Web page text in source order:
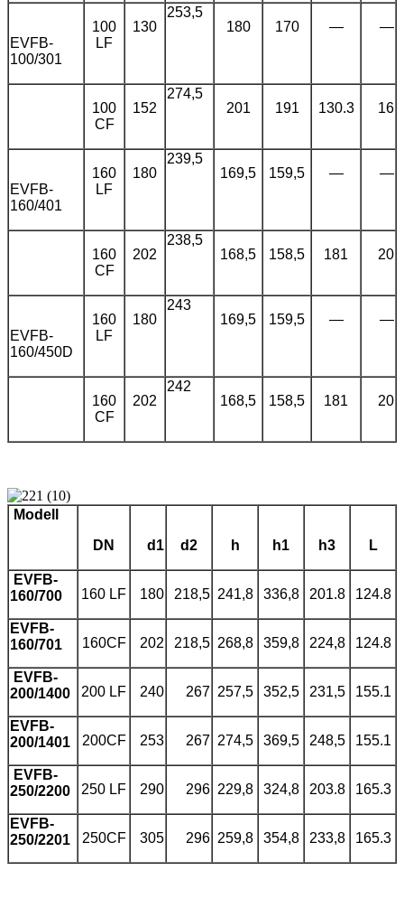
EVFB-
100/301
100
LF
130
253,5
180
170 — —
100
CF
152
274,5
201
191 130.3 16
EVFB-
160/401
160
LF
180
239,5
169,5
159,5 — —
160
CF
202
238,5
168,5
158,5 181 20
EVFB-
160/450D
160
LF
180
243
169,5
159,5 — —
160
CF
202
242
168,5
158,5 181 20
Modell
DN
d1 d2 h h1 h3 L
EVFB-
160/700
160 LF 180 218,5 241,8 336,8 201.8 124.8
EVFB-
160/701
160CF 202 218,5 268,8 359,8 224,8 124.8
EVFB-
200/1400
200 LF 240 267 257,5 352,5 231,5 155.1
EVFB-
200/1401
200CF 253 267 274,5 369,5 248,5 155.1
EVFB-
250/2200
250 LF 290 296 229,8 324,8 203.8 165.3
EVFB-
250/2201
250CF 305 296 259,8 354,8 233,8 165.3